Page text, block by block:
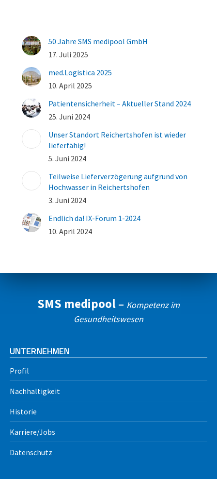
50 Jahre SMS medipool GmbH
17. Juli 2025
med.Logistica 2025
10. April 2025
Patientensicherheit – Aktueller Stand 2024
25. Juni 2024
Unser Standort Reichertshofen ist wieder
lieferfähig!
5. Juni 2024
Teilweise Lieferverzögerung aufgrund von
Hochwasser in Reichertshofen
3. Juni 2024
Endlich da! IX-Forum 1-2024
10. April 2024
SMS medipool – Kompetenz im
Gesundheitswesen
UNTERNEHMEN
Profil
Nachhaltigkeit
Historie
Karriere/Jobs
Datenschutz